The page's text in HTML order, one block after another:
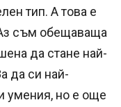
тип. А това е
съм обещаваща
да стане най-
да си най-
умения, но е още